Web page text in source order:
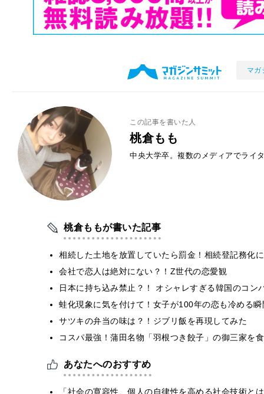
マガ
この記事を書いた人
桃倉もも
中央大学卒。複数のメディアでライ
桃倉ももが書いた記事
相続した土地を放置していたら罰金！相続登記務化
会社で恋人は絶対にない？！Z世代の恋愛観
日本に持ち込み禁止？！ オシャレすぎる韓国のコン
蛙化現象に気を付けて！女子が100年の恋も冷める瞬
サツキの弁当の味は？！ジブリ飯を再現してみた
コスパ最強！蒲田名物「羽根つき餃子」の御三家を
あなたへのおすすめ
「社会の寛容性、個人の自律性を高める社会技術と